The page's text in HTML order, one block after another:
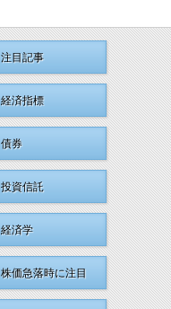
注目記事
経済指標
債券
投資信託
経済学
株価急落時に注目